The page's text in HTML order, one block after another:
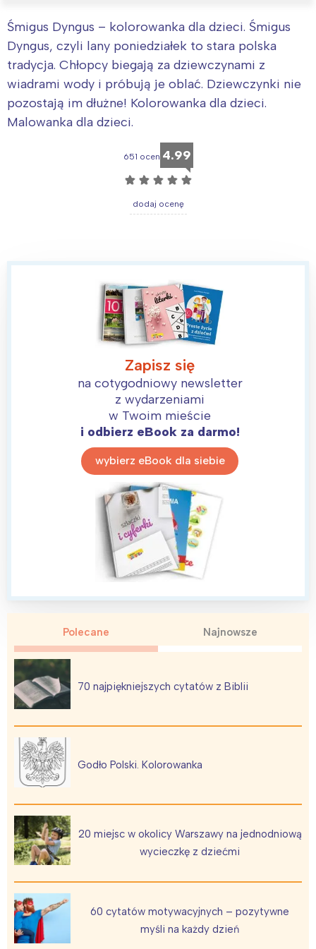
Śmigus Dyngus – kolorowanka dla dzieci. Śmigus
Dyngus, czyli lany poniedziałek to stara polska
tradycja. Chłopcy biegają za dziewczynami z
wiadrami wody i próbują je oblać. Dziewczynki nie
pozostają im dłużne! Kolorowanka dla dzieci.
Malowanka dla dzieci.
651 ocen 4.99
☆ ☆ ☆ ☆ ☆
dodaj ocenę
Zapisz się
na cotygodniowy newsletter
z wydarzeniami
w Twoim mieście
i odbierz eBook za darmo!
wybierz eBook dla siebie
Polecane Najnowsze
70 najpiękniejszych cytatów z Biblii
Godło Polski. Kolorowanka
20 miejsc w okolicy Warszawy na jednodniową
wycieczkę z dziećmi
60 cytatów motywacyjnych – pozytywne
myśli na każdy dzień